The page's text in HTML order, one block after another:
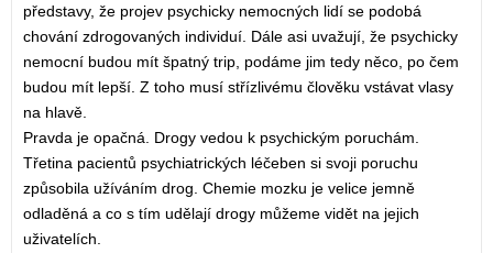
představy, že projev psychicky nemocných lidí se podobá
chování zdrogovaných individuí. Dále asi uvažují, že psychicky
nemocní budou mít špatný trip, podáme jim tedy něco, po čem
budou mít lepší. Z toho musí střízlivému člověku vstávat vlasy
na hlavě.
Pravda je opačná. Drogy vedou k psychickým poruchám.
Třetina pacientů psychiatrických léčeben si svoji poruchu
způsobila užíváním drog. Chemie mozku je velice jemně
odladěná a co s tím udělají drogy můžeme vidět na jejich
uživatelích.